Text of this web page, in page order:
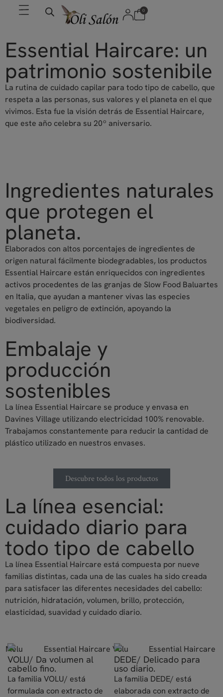
0
Essential Haircare: un
patrimonio sostenibile
La rutina de cuidado capilar para todo tipo de cabello, que
respeta a las personas, sus valores y el planeta en el que
vivimos. Esta fue la visión detrás de Essential Haircare,
que este año celebra su 20º aniversario.
Ingredientes naturales
que protegen el
planeta.
Elaborados con altos porcentajes de ingredientes de
origen natural fácilmente biodegradables, los productos
Essential Haircare están enriquecidos con ingredientes
activos procedentes de las granjas de Slow Food Baluartes
en Italia, que ayudan a mantener vivas las especies
vegetales en peligro de extinción, apoyando la
biodiversidad.
Embalaje y
producción
sostenibles
La línea Essential Haircare se produce y envasa en
Davines Village utilizando electricidad 100% renovable.
Trabajamos constantemente para reducir la cantidad de
plástico utilizado en nuestros envases.
Descubre todos los productos
La línea esencial:
cuidado diario para
todo tipo de cabello
La línea Essential Haircare está compuesta por nueve
familias distintas, cada una de las cuales ha sido creada
para satisfacer las diferentes necesidades del cabello:
nutrición, hidratación, volumen, brillo, protección,
elasticidad, suavidad y cuidado diario.
VOLU/ Da volumen al
cabello fino.
La familia VOLU/ está
formulada con extracto de
DEDE/ Delicado para
uso diario.
La familia DEDE/ está
elaborada con extracto de